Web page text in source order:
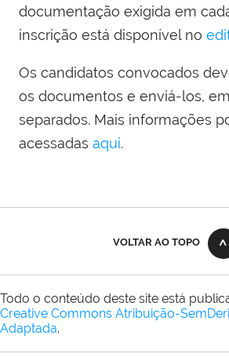
documentação exigida em
inscrição está disponível no
Os candidatos convocados
os documentos e enviá-los,
separados. Mais informações
acessadas aqui.
VOLTAR AO TOPO
Todo o conteúdo deste site está
Creative Commons Atribuição-
Adaptada.